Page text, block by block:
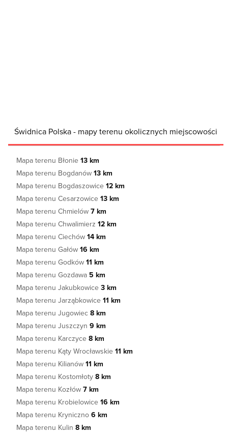
Świdnica Polska - mapy terenu okolicznych miejscowości
Mapa terenu Błonie 13 km
Mapa terenu Bogdanów 13 km
Mapa terenu Bogdaszowice 12 km
Mapa terenu Cesarzowice 13 km
Mapa terenu Chmielów 7 km
Mapa terenu Chwalimierz 12 km
Mapa terenu Ciechów 14 km
Mapa terenu Gałów 16 km
Mapa terenu Godków 11 km
Mapa terenu Gozdawa 5 km
Mapa terenu Jakubkowice 3 km
Mapa terenu Jarząbkowice 11 km
Mapa terenu Jugowiec 8 km
Mapa terenu Juszczyn 9 km
Mapa terenu Karczyce 8 km
Mapa terenu Kąty Wrocławskie 11 km
Mapa terenu Kilianów 11 km
Mapa terenu Kostomłoty 8 km
Mapa terenu Kozłów 7 km
Mapa terenu Krobielowice 16 km
Mapa terenu Kryniczno 6 km
Mapa terenu Kulin 8 km